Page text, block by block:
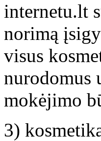
internetu.lt
norimą
visus
nurodomus
mokėjimo
3)